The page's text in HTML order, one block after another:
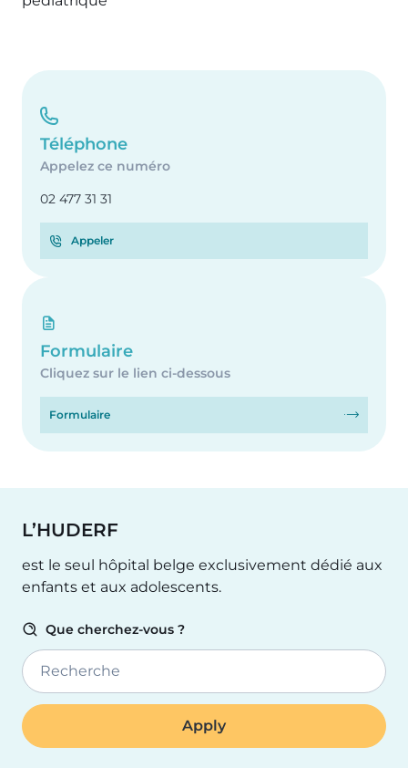
Téléphone
Appelez ce numéro
02 477 31 31
Appeler
Formulaire
Cliquez sur le lien ci-dessous
Formulaire
L’HUDERF
est le seul hôpital belge exclusivement dédié aux
enfants et aux adolescents.
Que cherchez-vous ?
Recherche